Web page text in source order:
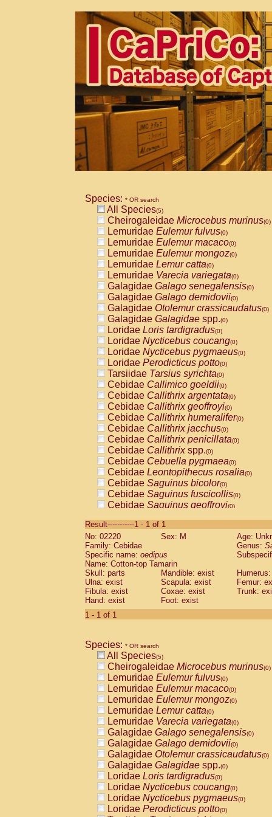
Species: * OR search
All Species(5)
Cheirogaleidae Microcebus murinus(0)
Lemuridae Eulemur fulvus(0)
Lemuridae Eulemur macaco(0)
Lemuridae Eulemur mongoz(0)
Lemuridae Lemur catta(0)
Lemuridae Varecia variegata(0)
Galagidae Galago senegalensis(0)
Galagidae Galago demidovii(0)
Galagidae Otolemur crassicaudatus(0)
Galagidae Galagidae spp.(0)
Loridae Loris tardigradus(0)
Loridae Nycticebus coucang(0)
Loridae Nycticebus pygmaeus(0)
Loridae Perodicticus potto(0)
Tarsiidae Tarsius syrichta(0)
Cebidae Callimico goeldii(0)
Cebidae Callithrix argentata(0)
Cebidae Callithrix geoffroyi(0)
Cebidae Callithrix humeralifer(0)
Cebidae Callithrix jacchus(0)
Cebidae Callithrix penicillata(0)
Cebidae Callithrixspp.(0)
Cebidae Cebuella pygmaea(0)
Cebidae Leontopithecus rosalia(0)
Cebidae Saguinus bicolor(0)
Cebidae Saguinus fuscicollis(0)
Cebidae Saguinus geoffroyi(0)
CebidaeSaguinus labiatus(0)
Cebidae Saguinus leucopus (0)
Cebidae
CebidaeSaguinus mystax
Cebidae Saguinus nigricollis (1)
Cebidae Saguinus oedipus
Cebidae Saguinus weddelli
Cebidae Saguinusspp.
Cebidae
CebidaeCebus capucinus
CebidaeCebus nigrivittatus
CebidaeCebus spp.(0)
CebidaeSaimiri boliviensis(0)
CebidaeSaimiri sciureus(0)
AtelidaeAlouatta caraya(0)
AtelidaeAlouatta fusca(0)
AtelidaeAlouatta seniculus(0)
AtelidaeAlouattaspp.(0)
AtelidaeAteles belzebuth(0)
AtelidaeAteles geoffroyi(0)
AtelidaeAteles paniscus(0)
AtelidaeAtelesspp.(0)
AtelidaeLagothrix lagothricha(0)
AtelidaeLagothrix lagothricha cana
PitheciidaeCacajao calvus
Result-----------1 - 1 of 1
No: 02220
Sex: M
Age:
Family: Cebidae
Genus:
Specific name: oedipus
Name: Cotton-top Tamarin
Skull: parts
Mandible: exist
Ulna: exist
Scapula: exist
Femur:
Fibula: exist
Coxae: exist
Trunk:
Hand: exist
Foot: exist
1 - 1 of 1
Species: * OR search
All Species(5)
Cheirogaleidae Microcebus murinus(0)
Lemuridae Eulemur fulvus(0)
Lemuridae Eulemur macaco(0)
Lemuridae Eulemur mongoz(0)
Lemuridae Lemur catta(0)
Lemuridae Varecia variegata(0)
Galagidae Galago senegalensis(0)
Galagidae Galago demidovii(0)
Galagidae Otolemur crassicaudatus(0)
Galagidae Galagidae spp.(0)
Loridae Loris tardigradus(0)
Loridae Nycticebus coucang(0)
Loridae Nycticebus pygmaeus(0)
Loridae Perodicticus potto(0)